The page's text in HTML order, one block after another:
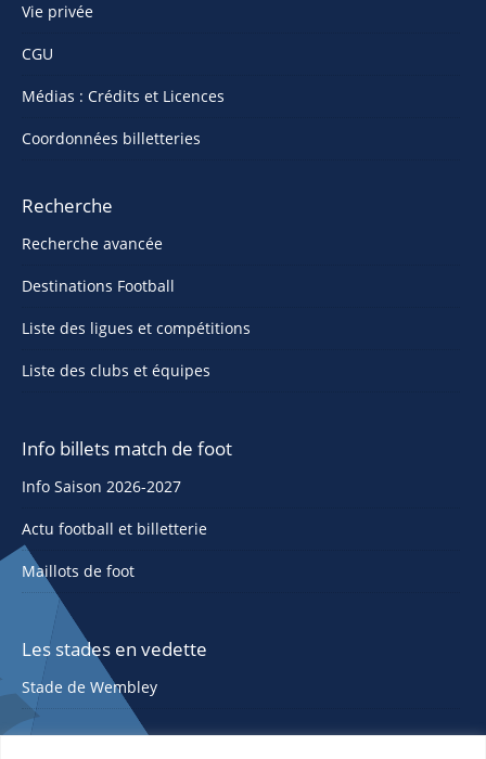
Vie privée
CGU
Médias : Crédits et Licences
Coordonnées billetteries
Recherche
Recherche avancée
Destinations Football
Liste des ligues et compétitions
Liste des clubs et équipes
Info billets match de foot
Info Saison 2026-2027
Actu football et billetterie
Maillots de foot
Les stades en vedette
Stade de Wembley